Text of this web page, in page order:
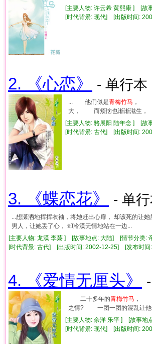
[主要人物: 许云希 黄熙康 ] [
[时代背景: 现代] [出版时间:
2. 《心恋》 - 单行本
... 他们似是青梅竹马 ，
大， 而烦恼也渐渐滋生，
[主要人物: 骆展阳 陆年念 ] [故
[时代背景: 古代] [出版时间:
3. 《蝶恋花》 - 单
...想潇洒地挥挥衣袖，将她赶出心扉， 却该死的让她
男人，让她丢了心， 却冷漠无情地站在一边...
[主要人物: 龙漠 李蒹 ] [故事地点: 大陆] [情节分类:
[时代背景: 古代] [出版时间: 2002-12-25] [发布时
4. 《爱情无厘头》
二十多年的青梅竹马 ，
之情? 一团一团的混乱让
[主要人物: 余洋 乐平 ] [故事地
[时代背景: 现代] [出版时间: